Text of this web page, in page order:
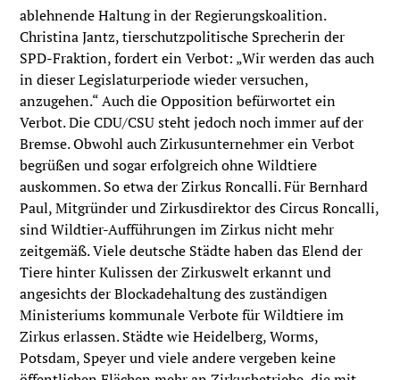
ablehnende Haltung in der Regierungskoalition.
Christina Jantz, tierschutzpolitische Sprecherin der
SPD-Fraktion, fordert ein Verbot: „Wir werden das auch
in dieser Legislaturperiode wieder versuchen,
anzugehen.“ Auch die Opposition befürwortet ein
Verbot. Die CDU/CSU steht jedoch noch immer auf der
Bremse. Obwohl auch Zirkusunternehmer ein Verbot
begrüßen und sogar erfolgreich ohne Wildtiere
auskommen. So etwa der Zirkus Roncalli. Für Bernhard
Paul, Mitgründer und Zirkusdirektor des Circus Roncalli,
sind Wildtier-Aufführungen im Zirkus nicht mehr
zeitgemäß. Viele deutsche Städte haben das Elend der
Tiere hinter Kulissen der Zirkuswelt erkannt und
angesichts der Blockadehaltung des zuständigen
Ministeriums kommunale Verbote für Wildtiere im
Zirkus erlassen. Städte wie Heidelberg, Worms,
Potsdam, Speyer und viele andere vergeben keine